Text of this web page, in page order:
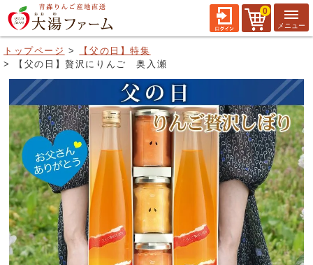
0
トップページ
【父の日】特集
【父の日】贅沢にりんご 奥入瀬